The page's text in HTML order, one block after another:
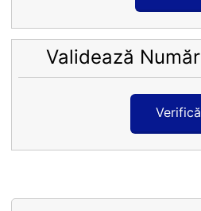
Validează
Verifică